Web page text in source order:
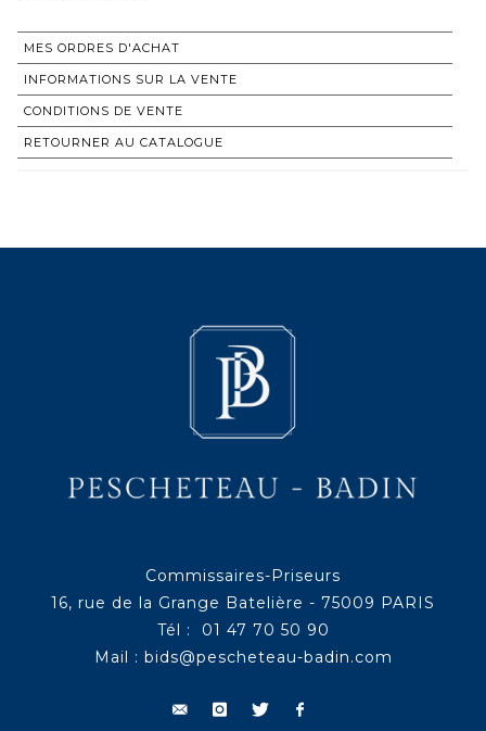
MES ORDRES D'ACHAT
INFORMATIONS SUR LA VENTE
CONDITIONS DE VENTE
RETOURNER AU CATALOGUE
Commissaires-Priseurs
16, rue de la Grange Batelière - 75009 PARIS
Tél : 01 47 70 50 90
Mail : bids@pescheteau-badin.com